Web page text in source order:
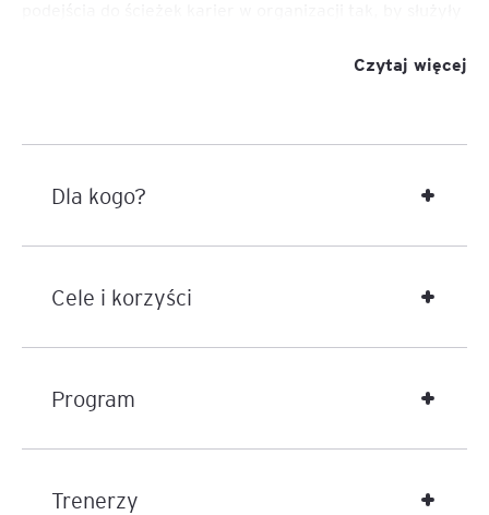
wspierały realizację strategii biznesowej i były spójne z
Szkolenie odpowiada następującym kompetencjom
Zrównoważone zarządzanie potencjałem
Czytaj więcej
Dla kogo?
Cele i korzyści
Program
Trenerzy